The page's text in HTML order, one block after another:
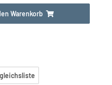
Warenkorb